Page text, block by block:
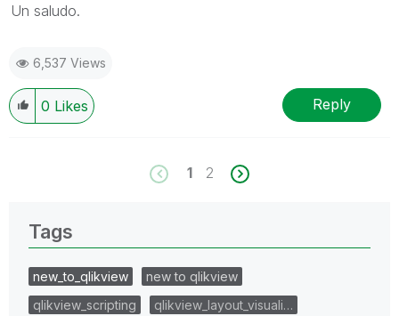
Un saludo.
6,537 Views
0 Likes Reply
1 2
Tags
new_to_qlikview
new to qlikview
qlikview_scripting
qlikview_layout_visuali…